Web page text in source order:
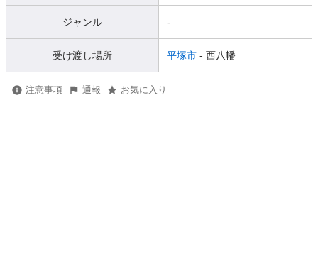
ジャンル -
受け渡し場所 平塚市 - 西八幡
注意事項 通報 お気に入り